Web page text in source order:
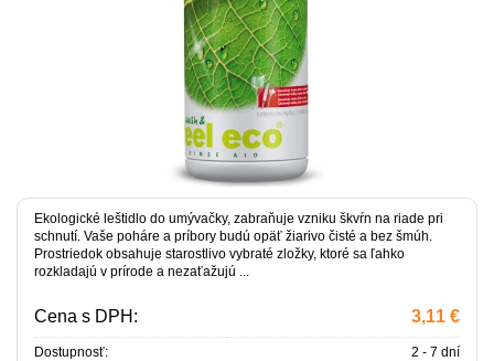
Ekologické leštidlo do umývačky, zabraňuje vzniku škvŕn na riade pri
schnutí. Vaše poháre a príbory budú opäť žiarivo čisté a bez šmúh.
Prostriedok obsahuje starostlivo vybraté zložky, ktoré sa ľahko
rozkladajú v prírode a nezaťažujú ...
Cena s DPH: 3,11 €
Dostupnosť:
2 - 7 dní